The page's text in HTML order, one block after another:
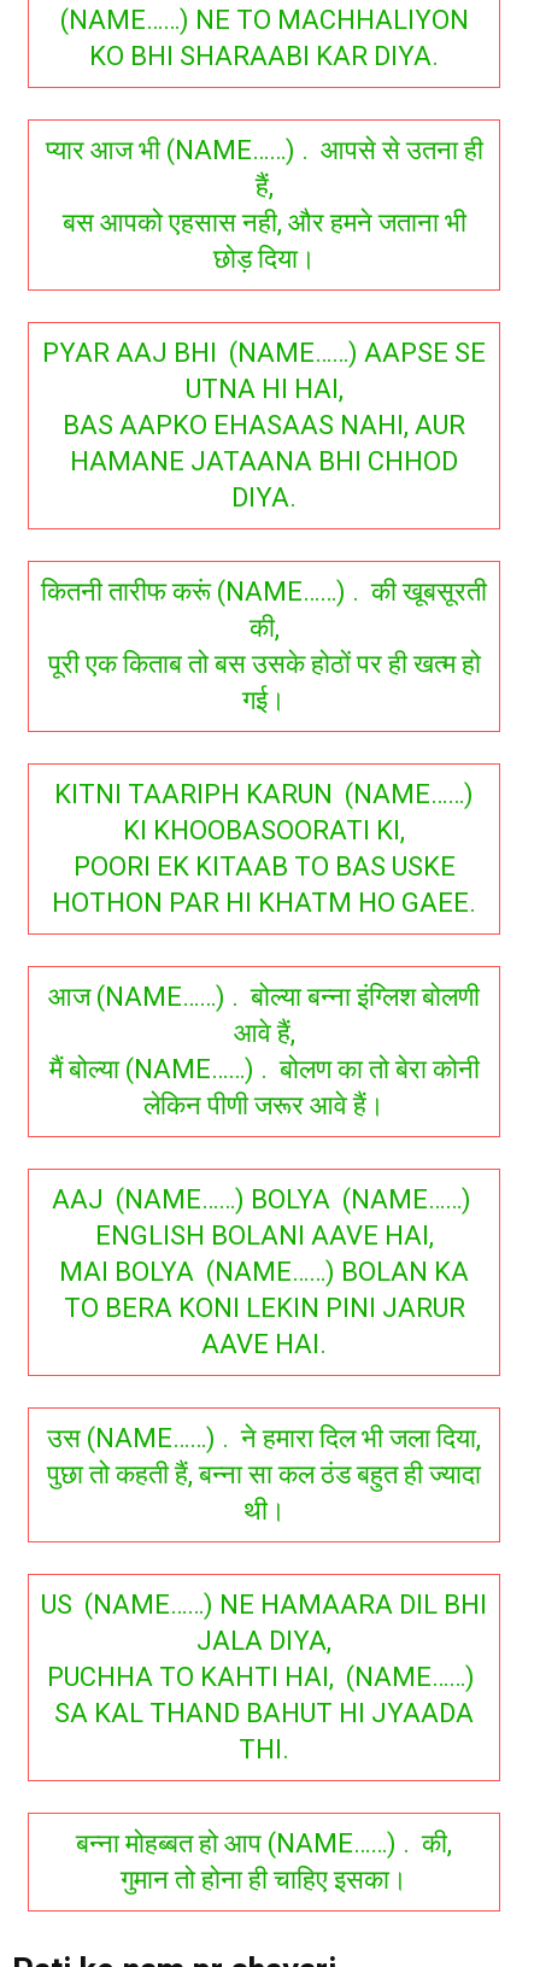
(NAME……) NE TO MACHHALIYON
KO BHI SHARAABI KAR DIYA.
प्यार आज भी (NAME……) . आपसे से उतना ही
हैं,
बस आपको एहसास नही, और हमने जताना भी
छोड़ दिया।
PYAR AAJ BHI (NAME……) AAPSE SE
UTNA HI HAI,
BAS AAPKO EHASAAS NAHI, AUR
HAMANE JATAANA BHI CHHOD
DIYA.
कितनी तारीफ करूं (NAME……) . की खूबसूरती
की,
पूरी एक किताब तो बस उसके होठों पर ही खत्म हो
गई।
KITNI TAARIPH KARUN (NAME……)
KI KHOOBASOORATI KI,
POORI EK KITAAB TO BAS USKE
HOTHON PAR HI KHATM HO GAEE.
आज (NAME……) . बोल्या बन्ना इंग्लिश बोलणी
आवे हैं,
मैं बोल्या (NAME……) . बोलण का तो बेरा कोनी
लेकिन पीणी जरूर आवे हैं।
AAJ (NAME……) BOLYA (NAME……)
ENGLISH BOLANI AAVE HAI,
MAI BOLYA (NAME……) BOLAN KA
TO BERA KONI LEKIN PINI JARUR
AAVE HAI.
उस (NAME……) . ने हमारा दिल भी जला दिया,
पुछा तो कहती हैं, बन्ना सा कल ठंड बहुत ही ज्यादा
थी।
US (NAME……) NE HAMAARA DIL BHI
JALA DIYA,
PUCHHA TO KAHTI HAI, (NAME……)
SA KAL THAND BAHUT HI JYAADA
THI.
बन्ना मोहब्बत हो आप (NAME……) . की,
गुमान तो होना ही चाहिए इसका।